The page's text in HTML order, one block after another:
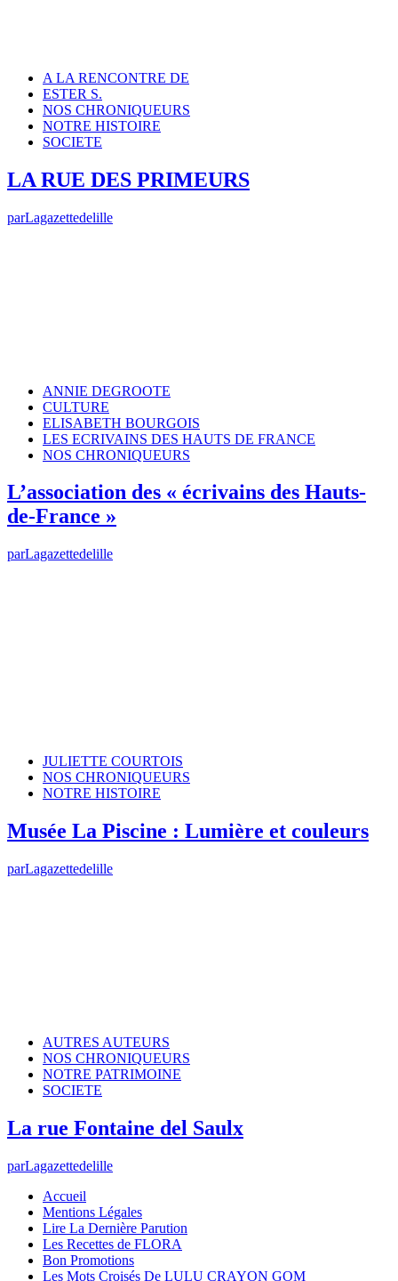
A LA RENCONTRE DE
ESTER S.
NOS CHRONIQUEURS
NOTRE HISTOIRE
SOCIETE
LA RUE DES PRIMEURS
parLagazettedelille
ANNIE DEGROOTE
CULTURE
ELISABETH BOURGOIS
LES ECRIVAINS DES HAUTS DE FRANCE
NOS CHRONIQUEURS
L’association des « écrivains des Hauts-
de-France »
parLagazettedelille
JULIETTE COURTOIS
NOS CHRONIQUEURS
NOTRE HISTOIRE
Musée La Piscine : Lumière et couleurs
parLagazettedelille
AUTRES AUTEURS
NOS CHRONIQUEURS
NOTRE PATRIMOINE
SOCIETE
La rue Fontaine del Saulx
parLagazettedelille
Accueil
Mentions Légales
Lire La Dernière Parution
Les Recettes de FLORA
Bon Promotions
Les Mots Croisés De LULU CRAYON GOM